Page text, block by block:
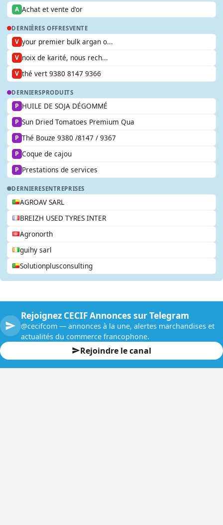
A Achat et vente d'or
DERNIÈRES OFFRESVENTE
V your premier bulk argan o...
V noix de karité, nous rech...
V thé vert 9380 8147 9366
DERNIERSPRODUITS
P HUILE DE SOJA DÉGOMMÉ
P Sun Dried Tomatoes Premium Qua
P Thé Bouze 9380 /8147 / 9367
P Coque de cajou
P Prestations de services
DERNIERESENTREPRISES
AGROAV SARL
BREIZH USED TYRES INTER
Agronorth
guihy sarl
Solutionplusconsulting
Rejoignez CECIF Annonces sur Telegram
@cecifcom — annonces à la une, alertes marchandises et
actualités du commerce francophone.
Rejoindre le canal